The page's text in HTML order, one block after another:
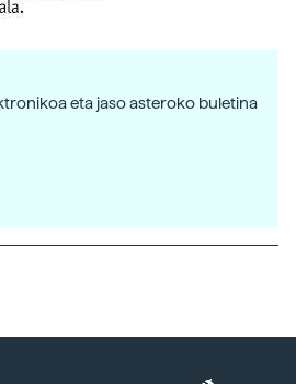
eta jaso asteroko buletina